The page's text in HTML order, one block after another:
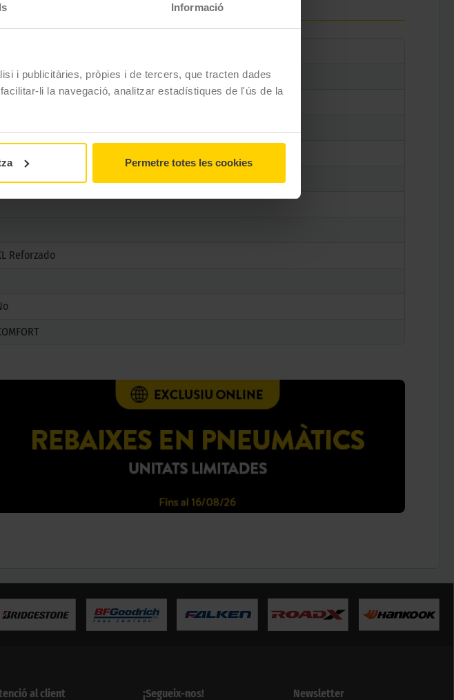
Informació
i publicitàries, pròpies i de tercers, que tracten dades
li la navegació, analitzar estadístiques de l'ús de la
Permetre totes les cookies
4+
Reforzado
al client ¡Segueix-nos! Newsletter